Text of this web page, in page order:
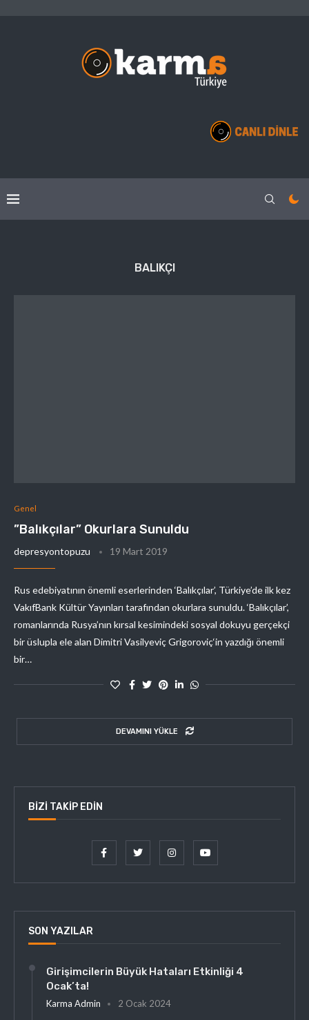
BALIKÇI
Genel
”Balıkçılar” Okurlara Sunuldu
depresyontopuzu 19 Mart 2019
Rus edebiyatının önemli eserlerinden ‘Balıkçılar’, Türkiye’de ilk kez
VakıfBank Kültür Yayınları tarafından okurlara sunuldu. ‘Balıkçılar’,
romanlarında Rusya’nın kırsal kesimindeki sosyal dokuyu gerçekçi
bir üslupla ele alan Dimitri Vasilyeviç Grigoroviç‘in yazdığı önemli
bir…
DEVAMINI YÜKLE
BIZI TAKIP EDIN
SON YAZILAR
Girişimcilerin Büyük Hataları Etkinliği 4
Ocak’ta!
Karma Admin 2 Ocak 2024